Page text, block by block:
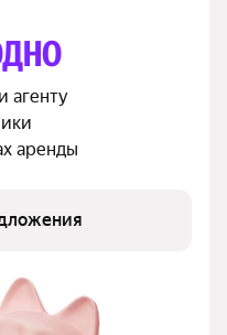
агенту
аренды